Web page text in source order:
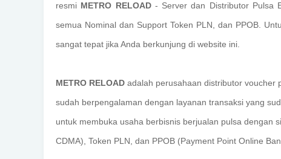
resmi METRO RELOAD- Server dan Distributor Pulsa
semua Nominal dan Support Token PLN, dan PPOB.
sangat tepat jika Anda berkunjung di website ini.
METRO RELOAD adalah perusahaan distributor voucher
sudah berpengalaman dengan layanan transaksi yang
untuk membuka usaha berbisnis berjualan pulsa dengan
CDMA), Token PLN, dan PPOB (Payment Point Online